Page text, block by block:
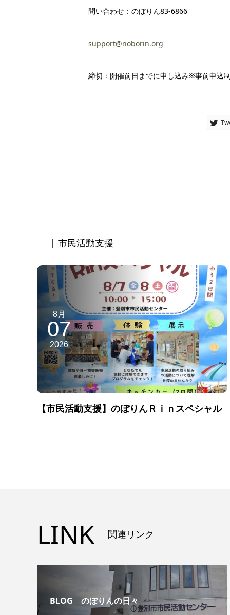
問い合わせ：のぼりん83-6866
support@noborin.org
締切：開催前日までに申し込み※事前申込
| 市民活動支援
8月
07
2026
【市民活動支援】のぼりんＲｉｎスペシャル
LINK 関連リンク
BLOG のぼりんの日々